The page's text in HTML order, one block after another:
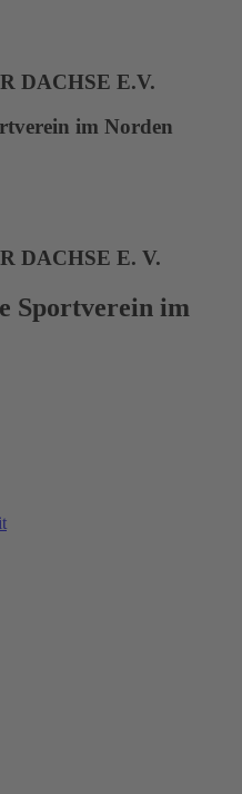
DACHSE E.V.
im Norden
DACHSE E. V.
Sportverein im